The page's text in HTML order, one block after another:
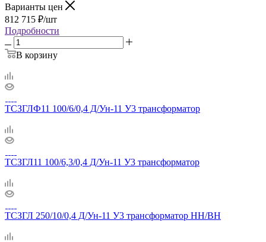
Варианты цен
812 715 ₽/шт
Подробности
В корзину
ТСЗГЛФ11 100/6/0,4 Д/Ун-11 У3 трансформатор
ТСЗГЛ11 100/6,3/0,4 Д/Ун-11 У3 трансформатор
ТСЗГЛ 250/10/0,4 Д/Ун-11 У3 трансформатор НН/ВН